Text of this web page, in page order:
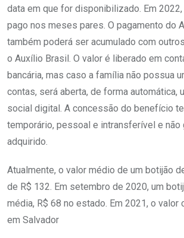
data em que for disponibilizado. Em
pago nos meses pares. O pagamento do
também poderá ser acumulado com
o Auxílio Brasil. O valor é liberado em
bancária, mas caso a família não possua
contas, será aberta, de forma automática,
social digital. A concessão do benefício
temporário, pessoal e intransferível e não
adquirido.
Atualmente, o valor médio de um botijão
de R$ 132. Em setembro de 2020, um
média, R$ 68 no estado. Em 2021, o valor
em Salvador